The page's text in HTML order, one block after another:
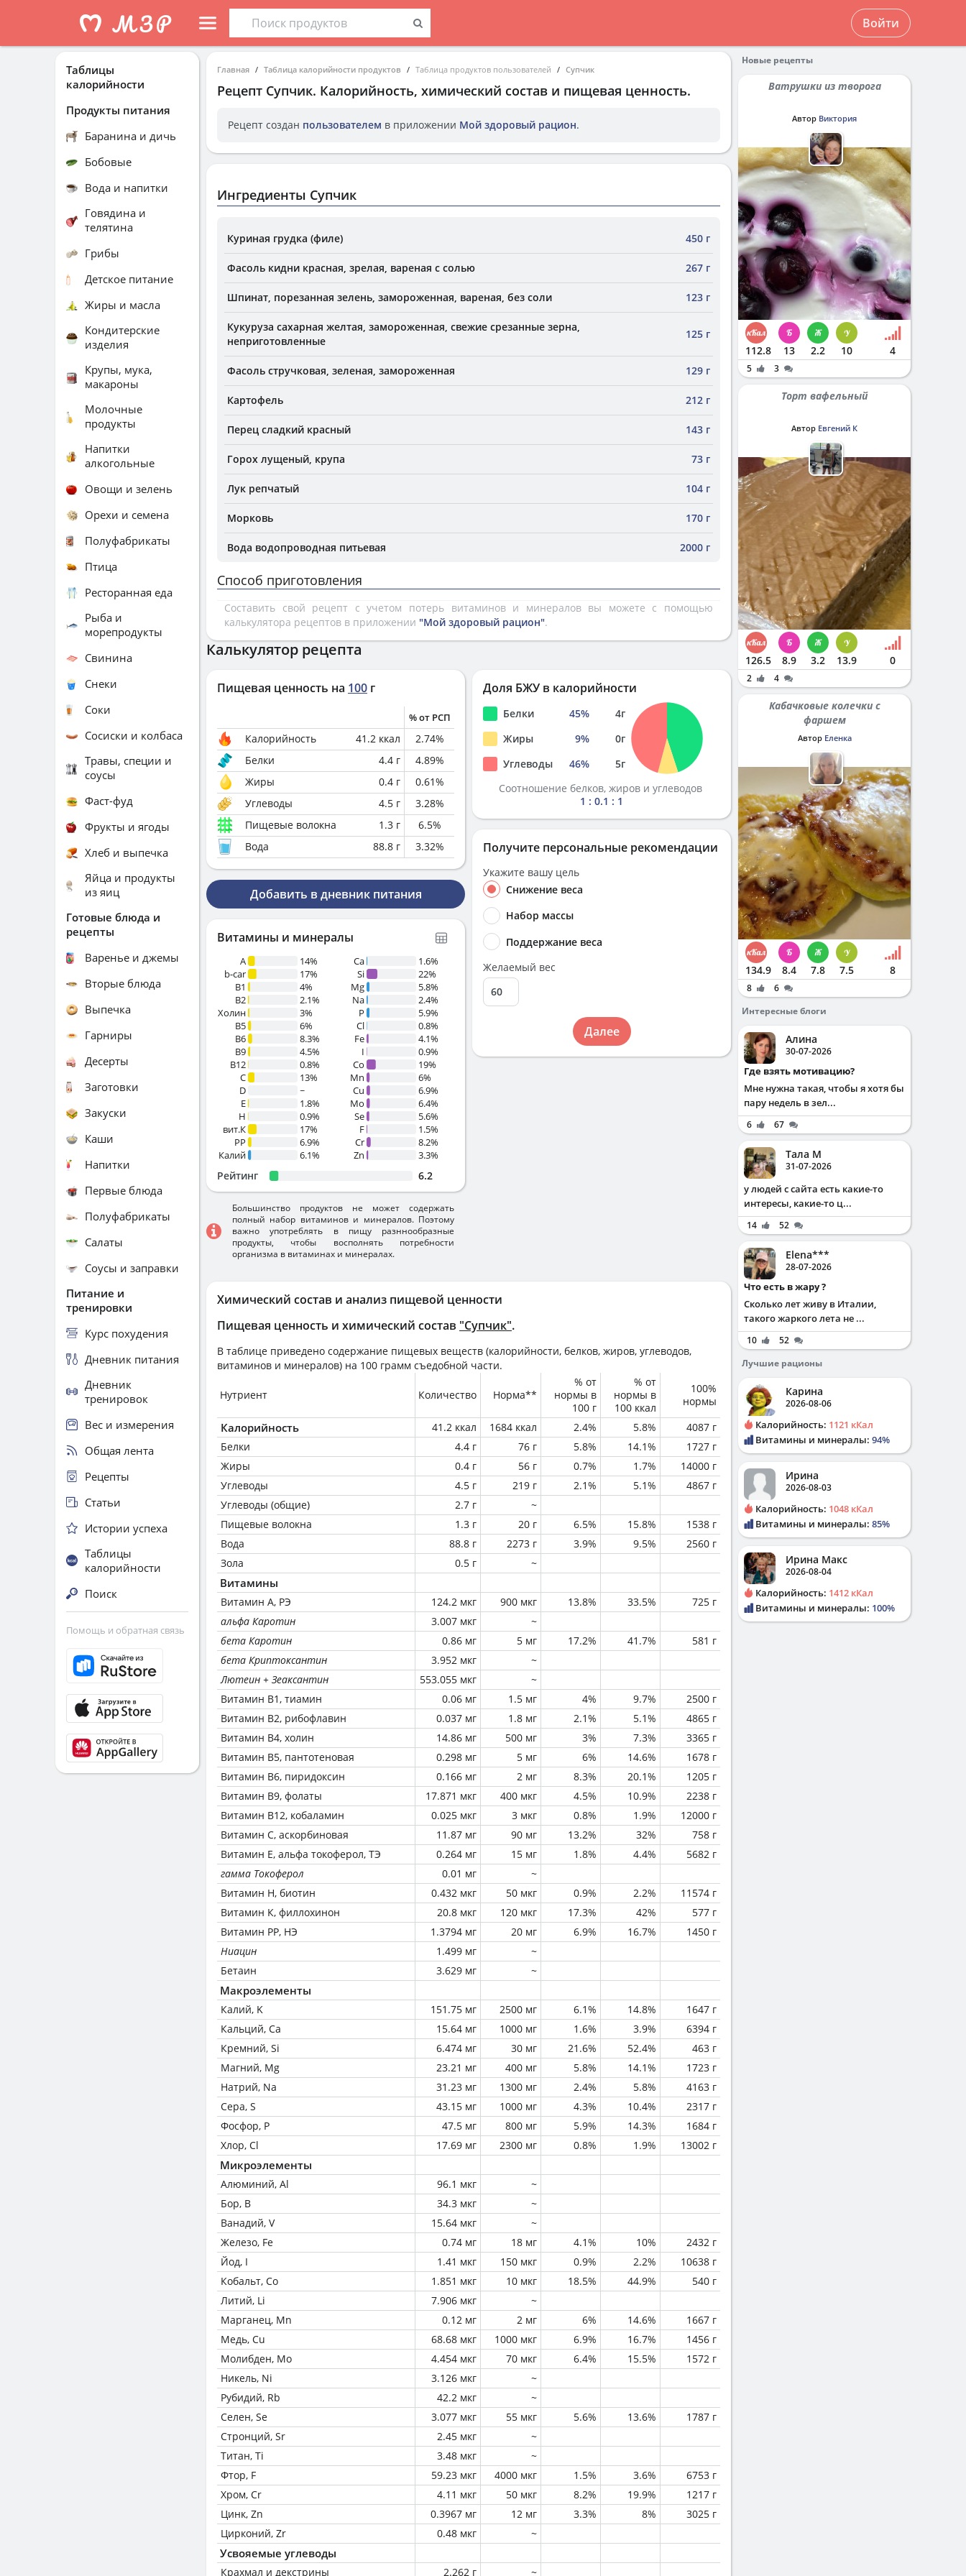
Войти
Главная Таблица калорийности продуктов Таблица продуктов пользователей Супчик
Рецепт Супчик. Калорийность, химический состав и пищевая ценность.
Рецепт создан пользователем в приложении Мой здоровый рацион.
Ингредиенты Супчик
Куриная грудка (филе) 450 г
Фасоль кидни красная, зрелая, вареная с солью 267 г
Шпинат, порезанная зелень, замороженная, вареная, без соли 123 г
Кукуруза сахарная желтая, замороженная, свежие срезанные зерна,
неприготовленные
125 г
Фасоль стручковая, зеленая, замороженная 129 г
Картофель 212 г
Перец сладкий красный 143 г
Горох лущеный, крупа 73 г
Лук репчатый 104 г
Морковь 170 г
Вода водопроводная питьевая 2000 г
Способ приготовления
Составить свой рецепт с учетом потерь витаминов и минералов вы можете с помощью
калькулятора рецептов в приложении "Мой здоровый рацион".
Химический состав и анализ пищевой ценности
Пищевая ценность и химический состав "Супчик".
В таблице приведено содержание пищевых веществ (калорийности, белков, жиров, углеводов,
витаминов и минералов) на 100 грамм съедобной части.
Нутриент Количество Норма**
% от
нормы в
100 г
% от
нормы в
100 ккал
100%
нормы
Калорийность 41.2 ккал 1684 ккал 2.4% 5.8%
4087 г
Белки
4.4 г 76 г 5.8% 14.1%
1727 г
Жиры
0.4 г 56 г 0.7% 1.7%
14000 г
Углеводы
4.5 г 219 г 2.1% 5.1%
4867 г
Углеводы (общие)
2.7 г
~
Пищевые волокна
1.3 г 20 г 6.5% 15.8%
1538 г
Вода
88.8 г 2273 г 3.9% 9.5%
2560 г
Зола
0.5 г ~
Витамины
Витамин А, РЭ 124.2 мкг 900 мкг 13.8% 33.5%
725 г
альфа Каротин
3.007 мкг
~
бета Каротин
0.86 мг 5 мг 17.2% 41.7%
581 г
бета Криптоксантин
3.952 мкг
~
Лютеин + Зеаксантин
553.055 мкг
~
Витамин В1, тиамин
0.06 мг 1.5 мг 4% 9.7%
2500 г
Витамин В2, рибофлавин
0.037 мг 1.8 мг 2.1% 5.1%
4865 г
Витамин В4, холин
14.86 мг 500 мг 3% 7.3%
3365 г
Витамин В5, пантотеновая
0.298 мг 5 мг 6% 14.6%
1678 г
Витамин В6, пиридоксин
0.166 мг 2 мг 8.3% 20.1%
1205 г
Витамин В9, фолаты
17.871 мкг 400 мкг 4.5% 10.9%
2238 г
Витамин В12, кобаламин
0.025 мкг 3 мкг 0.8% 1.9%
12000 г
Витамин C, аскорбиновая
11.87 мг 90 мг 13.2% 32%
758 г
Витамин Е, альфа токоферол, ТЭ
0.264 мг 15 мг 1.8% 4.4%
5682 г
гамма Токоферол
0.01 мг
~
Витамин Н, биотин
0.432 мкг 50 мкг 0.9% 2.2%
11574 г
Витамин К, филлохинон
20.8 мкг 120 мкг 17.3% 42%
577 г
Витамин РР, НЭ
1.3794 мг 20 мг 6.9% 16.7%
1450 г
Ниацин
1.499 мг
~
Бетаин
3.629 мг ~
Макроэлементы
Калий, K 151.75 мг 2500 мг 6.1% 14.8%
1647 г
Кальций, Ca
15.64 мг 1000 мг 1.6% 3.9%
6394 г
Кремний, Si
6.474 мг 30 мг 21.6% 52.4%
463 г
Магний, Mg
23.21 мг 400 мг 5.8% 14.1%
1723 г
Натрий, Na
31.23 мг 1300 мг 2.4% 5.8%
4163 г
Сера, S
43.15 мг 1000 мг 4.3% 10.4%
2317 г
Фосфор, P
47.5 мг 800 мг 5.9% 14.3%
1684 г
Хлор, Cl
17.69 мг 2300 мг 0.8% 1.9% 13002 г
Микроэлементы
Алюминий, Al 96.1 мкг
~
Бор, B
34.3 мкг
~
Ванадий, V
15.64 мкг
~
Железо, Fe
0.74 мг 18 мг 4.1% 10%
2432 г
Йод, I
1.41 мкг 150 мкг 0.9% 2.2%
10638 г
Кобальт, Co
1.851 мкг 10 мкг 18.5% 44.9%
540 г
Литий, Li
7.906 мкг
~
Марганец, Mn
0.12 мг 2 мг 6% 14.6%
1667 г
Медь, Cu
68.68 мкг 1000 мкг 6.9% 16.7%
1456 г
Молибден, Mo
4.454 мкг 70 мкг 6.4% 15.5%
1572 г
Никель, Ni
3.126 мкг
~
Рубидий, Rb
42.2 мкг
~
Селен, Se
3.077 мкг 55 мкг 5.6% 13.6%
1787 г
Стронций, Sr
2.45 мкг
~
Титан, Ti
3.48 мкг
~
Фтор, F
59.23 мкг 4000 мкг 1.5% 3.6%
6753 г
Хром, Cr
4.11 мкг 50 мкг 8.2% 19.9%
1217 г
Цинк, Zn
0.3967 мг 12 мг 3.3% 8%
3025 г
Цирконий, Zr
0.48 мкг ~
Усвояемые углеводы
Крахмал и декстрины 2.262 г ~
Калькулятор рецепта
Пищевая ценность на 100 г
% от РСП
Калорийность 41.2 ккал 2.74%
Белки
4.4 г 4.89%
Жиры
0.4 г 0.61%
Углеводы
4.5 г 3.28%
Пищевые волокна
1.3 г 6.5%
Вода
88.8 г 3.32%
Добавить в дневник питания
Витамины и минералы
A
14%
b-car
17%
В1
4%
B2
2.1%
Холин
3%
B5
6%
B6
8.3%
B9
4.5%
B12
0.8%
C
13%
D
~
E
1.8%
H
0.9%
вит.К
17%
PP
6.9%
Калий
6.1%
Ca
1.6%
Si
22%
Mg
5.8%
Na
2.4%
P
5.9%
Cl
0.8%
Fe
4.1%
I
0.9%
Co
19%
Mn
6%
Cu
6.9%
Mo
6.4%
Se
5.6%
F
1.5%
Cr
8.2%
Zn
3.3%
Рейтинг 6.2
Большинство продуктов не может содержать
полный набор витаминов и минералов. Поэтому
важно употреблять в пищу разннообразные
продукты, чтобы восполнять потребности
организма в витаминах и минералах.
Доля БЖУ в калорийности
Белки 45% 4г
Жиры
9% 0г
Углеводы
46% 5г
Соотношение белков, жиров и углеводов
1 : 0.1 : 1
Получите персональные рекомендации
Укажите вашу цель
Снижение веса
Набор массы
Поддержание веса
Желаемый вес
Далее
Таблицы
калорийности
Продукты питания
Баранина и дичь
Бобовые
Вода и напитки
Говядина и
телятина
Грибы
Детское питание
Жиры и масла
Кондитерские
изделия
Крупы, мука,
макароны
Молочные
продукты
Напитки
алкогольные
Овощи и зелень
Орехи и семена
Полуфабрикаты
Птица
Ресторанная еда
Рыба и
морепродукты
Свинина
Снеки
Соки
Сосиски и колбаса
Травы, специи и
соусы
Фаст-фуд
Фрукты и ягоды
Хлеб и выпечка
Яйца и продукты
из яиц
Готовые блюда и
рецепты
Варенье и джемы
Вторые блюда
Выпечка
Гарниры
Десерты
Заготовки
Закуски
Каши
Напитки
Первые блюда
Полуфабрикаты
Салаты
Соусы и заправки
Питание и
тренировки
Курс похудения
Дневник питания
Дневник
тренировок
Вес и измерения
Общая лента
Рецепты
Статьи
Истории успеха
Таблицы
калорийности
Поиск
Помощь и обратная связь
Новые рецепты
Ватрушки из творога
Автор Виктория
112.8 13 2.2 10 4
5 3
Торт вафельный
Автор Евгений К
126.5 8.9 3.2 13.9 0
2 4
Кабачковые колечки с
фаршем
Автор Еленка
134.9 8.4 7.8 7.5 8
8
6
Интересные блоги
Алина
30-07-2026
Где взять мотивацию?
Мне нужна такая, чтобы я хотя бы
пару недель в зел...
6 67
Тала М
31-07-2026
у людей с сайта есть какие-то
интересы, какие-то ц...
14 52
Elena***
28-07-2026
Что есть в жару ?
Сколько лет живу в Италии,
такого жаркого лета не ...
10
52
Лучшие рационы
Карина
2026-08-06
Калорийность: 1121 кКал
Витамины и минералы: 94%
Ирина
2026-08-03
Калорийность: 1048 кКал
Витамины и минералы: 85%
Ирина Макс
2026-08-04
Калорийность: 1412 кКал
Витамины и минералы: 100%